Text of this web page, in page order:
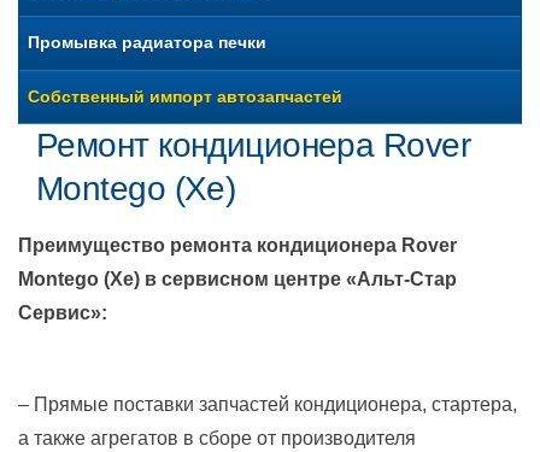
Промывка радиатора печки
Собственный импорт автозапчастей
Ремонт кондиционера Rover
Montego (Xe)
Преимущество ремонта кондиционера Rover
Montego (Xe) в сервисном центре «Альт-Стар
Сервис»:
– Прямые поставки запчастей кондиционера, стартера,
а также агрегатов в сборе от производителя